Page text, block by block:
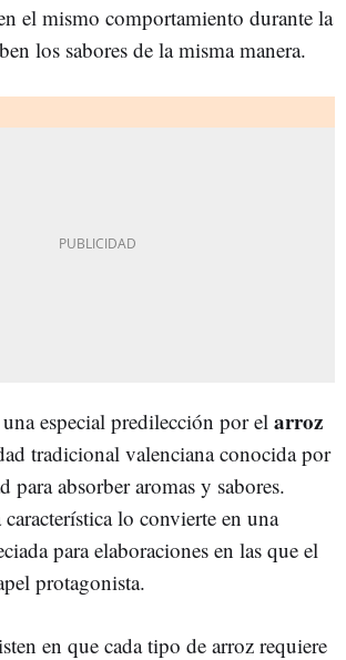
el mismo comportamiento durante la
los sabores de la misma manera.
especial predilección por el arroz
tradicional valenciana conocida por
para absorber aromas y sabores.
característica lo convierte en una
para elaboraciones en las que el
protagonista.
en que cada tipo de arroz requiere